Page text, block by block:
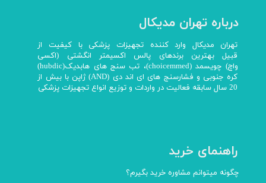
درباره تهران مدیکال
تهران مدیکال وارد کننده تجهیزات پزشکی با کیفیت از
قبیل بهترین برندهای پالس اکسیمتر انگشتی (اکسی
واچ) چویسمد (choicemmed)، تب سنج های هابدیک(hubdic)
کره جنوبی و فشارسنج های ای اند دی (AND) ژاپن با بیش از
20 سال سابقه فعالیت در واردات و توزیع انواع تجهیزات پزشکی
راهنمای خرید
چگونه میتوانم مشاوره خرید بگیرم؟